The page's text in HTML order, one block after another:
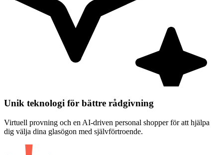
Unik teknologi för bättre rådgivning
Virtuell provning och en AI-driven personal shopper för att hjälpa
dig välja dina glasögon med självförtroende.